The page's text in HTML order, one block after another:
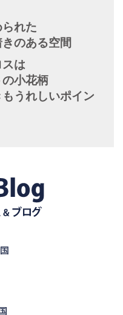
れた
のある空間
スは
小花柄
うれしいポイン